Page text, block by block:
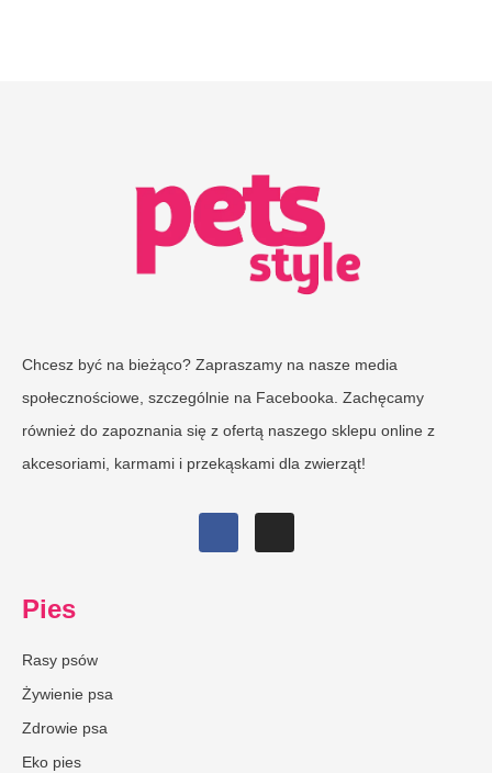
Chcesz być na bieżąco? Zapraszamy na nasze media
społecznościowe, szczególnie na Facebooka. Zachęcamy
również do zapoznania się z ofertą naszego sklepu online z
akcesoriami, karmami i przekąskami dla zwierząt!
Pies
Rasy psów
Żywienie psa
Zdrowie psa
Eko pies